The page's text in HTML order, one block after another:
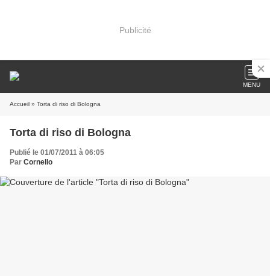
Publicité
MENU
Accueil » Torta di riso di Bologna
Torta di riso di Bologna
Publié le 01/07/2011 à 06:05
Par Cornello